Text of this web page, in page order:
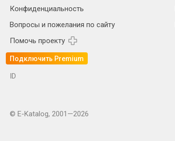
Конфиденциальность
Вопросы и пожелания по сайту
Помочь проекту
Подключить Premium
ID
© E-Katalog, 2001—2026